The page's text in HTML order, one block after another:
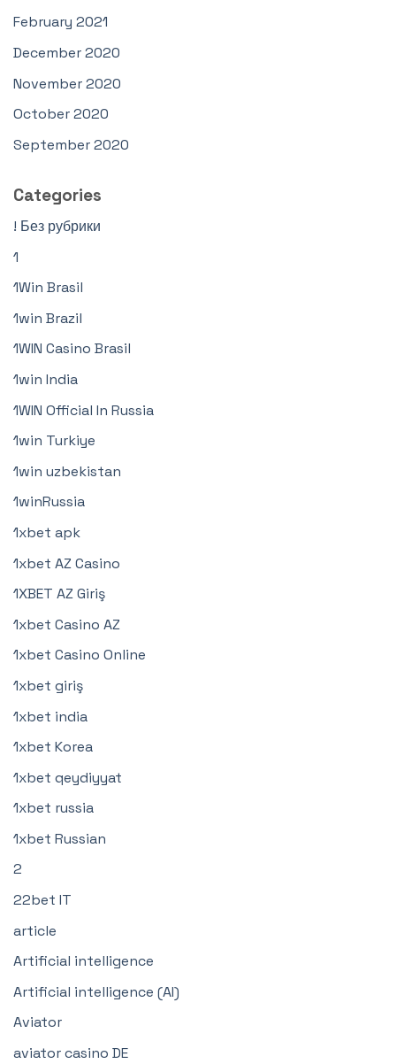
February 2021
December 2020
November 2020
October 2020
September 2020
Categories
! Без рубрики
1
1Win Brasil
1win Brazil
1WIN Casino Brasil
1win India
1WIN Official In Russia
1win Turkiye
1win uzbekistan
1winRussia
1xbet apk
1xbet AZ Casino
1XBET AZ Giriş
1xbet Casino AZ
1xbet Casino Online
1xbet giriş
1xbet india
1xbet Korea
1xbet qeydiyyat
1xbet russia
1xbet Russian
2
22bet IT
article
Artificial intelligence
Artificial intelligence (AI)
Aviator
aviator casino DE